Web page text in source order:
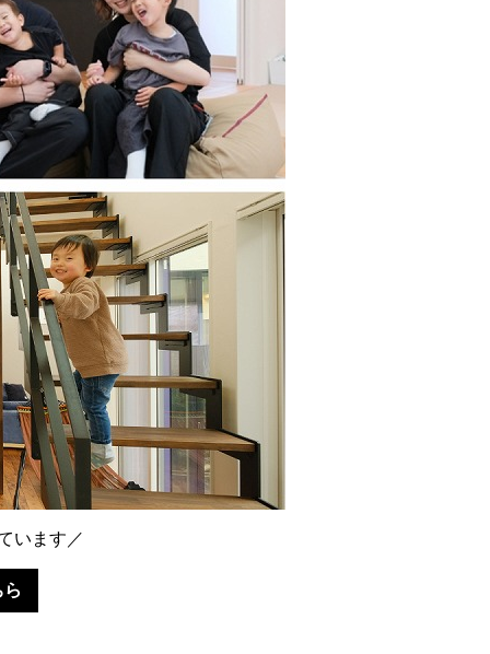
います／